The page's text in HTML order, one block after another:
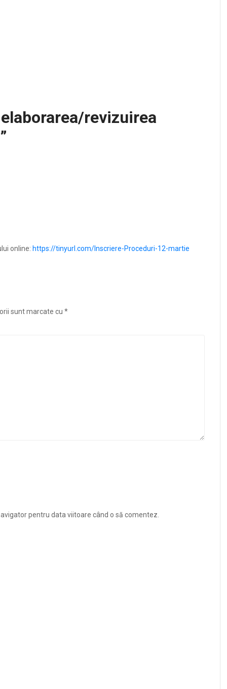
revizuirea
”
online: https://tinyurl.com/Inscriere-Proceduri-12-martie
sunt marcate cu *
pentru data viitoare când o să comentez.